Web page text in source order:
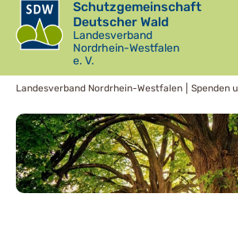
Schutzgemeinschaft
Deutscher Wald
Landesverband
Nordrhein-Westfalen
e. V.
Landesverband Nordrhein-Westfalen Spenden